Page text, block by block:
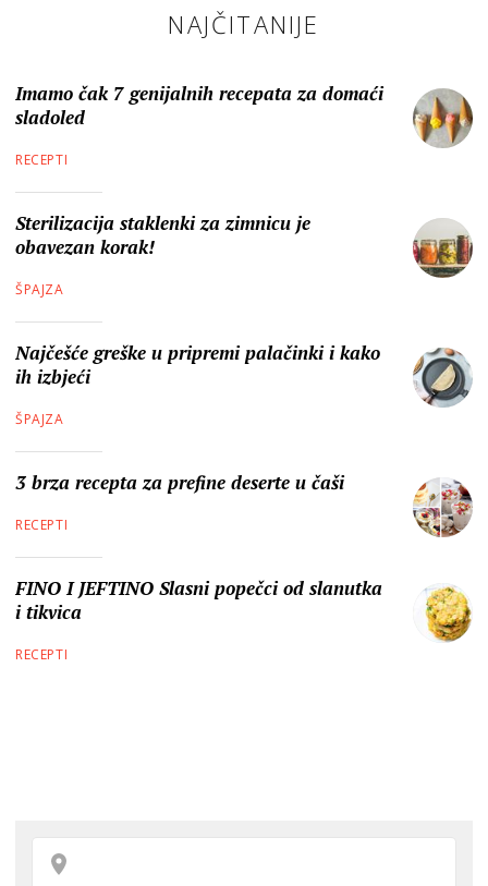
NAJČITANIJE
Imamo čak 7 genijalnih recepata za domaći
sladoled
RECEPTI
Sterilizacija staklenki za zimnicu je
obavezan korak!
ŠPAJZA
Najčešće greške u pripremi palačinki i kako
ih izbjeći
ŠPAJZA
3 brza recepta za prefine deserte u čaši
RECEPTI
FINO I JEFTINO Slasni popečci od slanutka
i tikvica
RECEPTI